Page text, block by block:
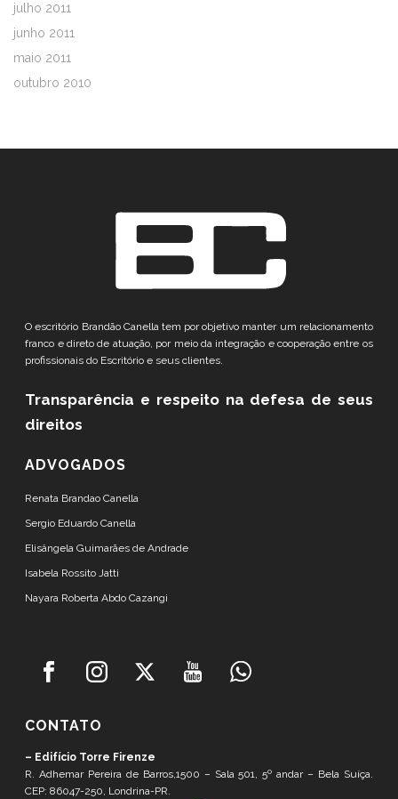
julho 2011
junho 2011
maio 2011
outubro 2010
O escritório Brandão Canella tem por objetivo manter um relacionamento
franco e direto de atuação, por meio da integração e cooperação entre os
profissionais do Escritório e seus clientes.
Transparência e respeito na defesa de seus
direitos
ADVOGADOS
Renata Brandao Canella
Sergio Eduardo Canella
Elisângela Guimarães de Andrade
Isabela Rossito Jatti
Nayara Roberta Abdo Cazangi
CONTATO
– Edifício Torre Firenze
R. Adhemar Pereira de Barros,1500 – Sala 501, 5º andar – Bela Suíça.
CEP: 86047-250, Londrina-PR.